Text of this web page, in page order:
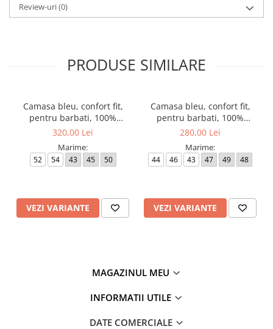
Review-uri(0)
PRODUSE SIMILARE
Camasa bleu, confort fit,
pentru barbati, 100%
bumbac, maneca lunga,
320,00 Lei
Marime:
52 54 43 45 50
VEZI VARIANTE
Camasa bleu, confort fit,
pentru barbati, 100%
bumbac, maneca lunga,
280,00 Lei
Marime:
44 46 43 47 49 48
VEZI VARIANTE
MAGAZINUL MEU
INFORMATII UTILE
DATE COMERCIALE